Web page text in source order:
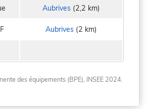
Aubrives (2,2 km)
Aubrives (2 km)
des équipements (BPE), INSEE 2024.